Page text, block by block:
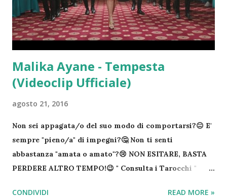
2025 supereremo la soglia di 8 bilioni di persone sulla
Terra. Una cifra davvero impressionante Venezia sarà
inabitabile – In base ai calcoli degli...
Malika Ayane - Tempesta
(Videoclip Ufficiale)
agosto 21, 2016
Non sei appagata/o del suo modo di comportarsi?😐 E'
sempre "pieno/a" di impegni?🤔 Non ti senti
abbastanza "amata o amato"?😢 NON ESITARE, BASTA
PERDERE ALTRO TEMPO!😉 " Consulta i Tarocchi "
CONDIVIDI READ MORE »